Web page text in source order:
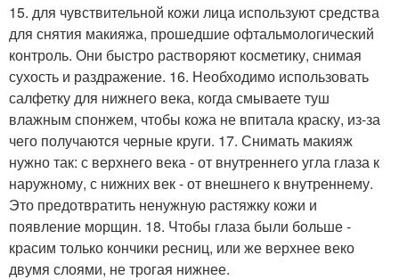
15. для чувствительной кожи лица используют средства
для снятия макияжа, прошедшие офтальмологический
контроль. Они быстро растворяют косметику, снимая
сухость и раздражение. 16. Необходимо использовать
салфетку для нижнего века, когда смываете туш
влажным спонжем, чтобы кожа не впитала краску, из-за
чего получаются черные круги. 17. Снимать макияж
нужно так: с верхнего века - от внутреннего угла глаза к
наружному, с нижних век - от внешнего к внутреннему.
Это предотвратить ненужную растяжку кожи и
появление морщин. 18. Чтобы глаза были больше -
красим только кончики ресниц, или же верхнее веко
двумя слоями, не трогая нижнее.